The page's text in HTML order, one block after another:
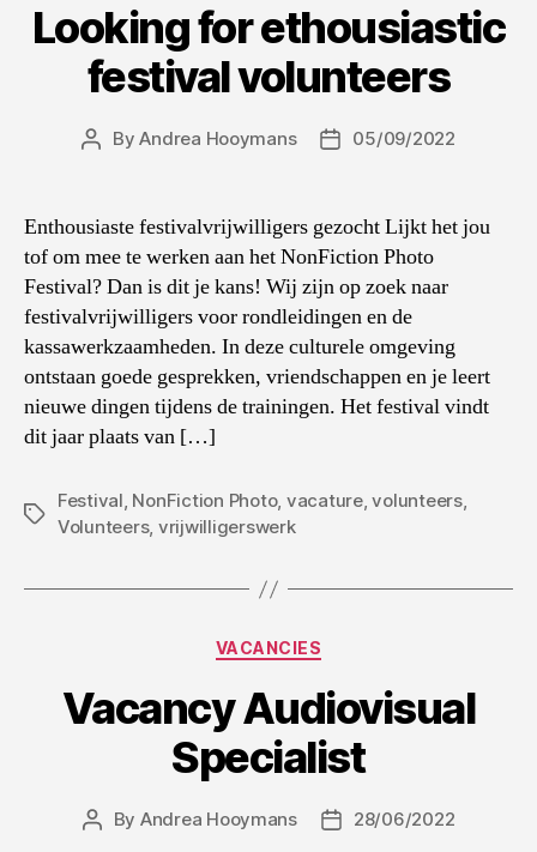
Looking for ethousiastic
festival volunteers
PostByAndrea Hooymans
Post05/09/2022
Enthousiaste festivalvrijwilligers gezocht Lijkt het jou
tof om mee te werken aan het NonFiction Photo
Festival? Dan is dit je kans! Wij zijn op zoek naar
festivalvrijwilligers voor rondleidingen en de
kassawerkzaamheden. In deze culturele omgeving
ontstaan goede gesprekken, vriendschappen en je leert
nieuwe dingen tijdens de trainingen. Het festival vindt
dit jaar plaats van […]
Tags
Festival, NonFiction Photo, vacature,volunteers,
Volunteers, vrijwilligerswerk
Categories
VACANCIES
Vacancy Audiovisual
Specialist
Post
By Andrea Hooymans
Post28/06/2022